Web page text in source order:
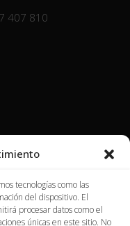
tecnologías como las
del dispositivo. El
procesar datos como el
únicas en este sitio. No
407 810